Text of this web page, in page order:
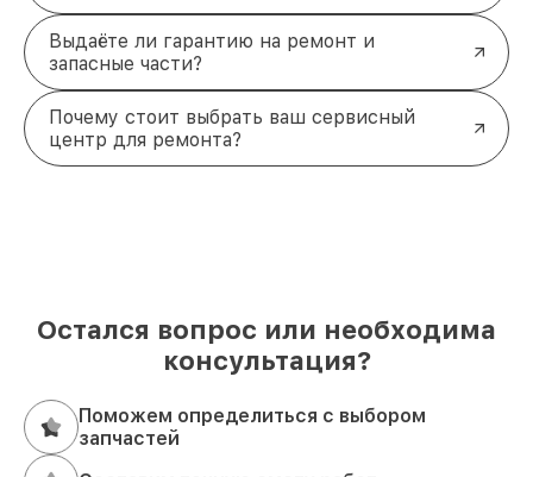
Выдаёте ли гарантию на ремонт и
запасные части?
Почему стоит выбрать ваш сервисный
центр для ремонта?
Остался вопрос или необходима
консультация?
Поможем определиться с выбором
запчастей